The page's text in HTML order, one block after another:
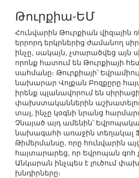
Թուրքիա-ԵՄ
Հունվարին Թուրքիան վիզային
երրորդ երկրներից ժամանող
ինչը, սակայն, չտարածվեց այն
որոնք հատում են Թուրքիայի
սահմանը։ Թուրքիայի՝
նախարար Վոլքան Բոզքըրը
իրենք պլանավորում են սիրիացի
փախստականներին աշխատելու
տալ, ինչը կօգնի նրանց
Չնայած այդ ամենին՝
նախագահի առաջին տեղակալ
Թիմերմանսը, որը հունվարին
հայտարարեց, որ Եվրոպան գոհ
Անկարան ինչպես է լուծում
խնդիրները։